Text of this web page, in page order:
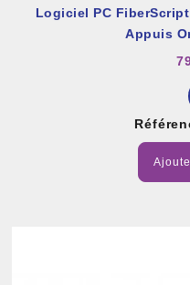
Logiciel PC
Appuis